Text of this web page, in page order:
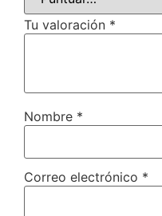
Tu valoración *
Nombre *
Correo electrónico *